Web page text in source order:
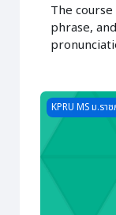
The
phrase,
Course
KPRU MS ม.รา